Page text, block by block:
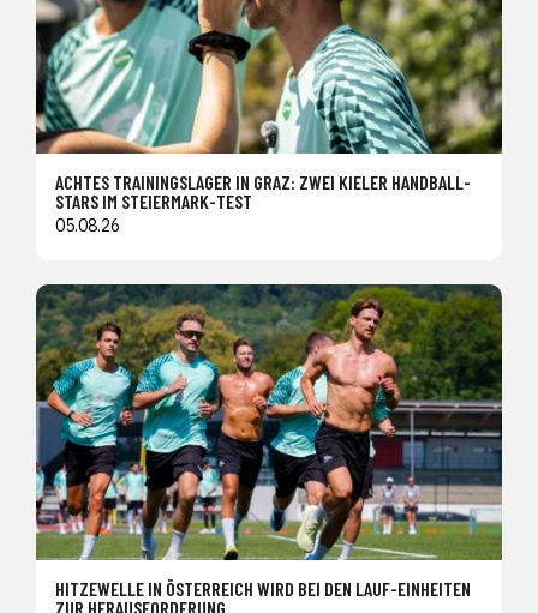
ACHTES TRAININGSLAGER IN GRAZ: ZWEI KIELER HANDBALL-
STARS IM STEIERMARK-TEST
05.08.26
HITZEWELLE IN ÖSTERREICH WIRD BEI DEN LAUF-EINHEITEN
ZUR HERAUSFORDERUNG